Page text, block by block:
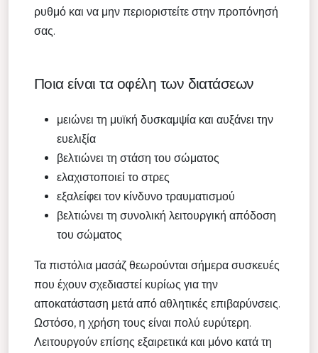
ρυθμό και να μην περιοριστείτε στην προπόνησή
σας.
Ποια είναι τα οφέλη των διατάσεων
μειώνει τη μυϊκή δυσκαμψία και αυξάνει την
ευελιξία
βελτιώνει τη στάση του σώματος
ελαχιστοποιεί το στρες
εξαλείφει τον κίνδυνο τραυματισμού
βελτιώνει τη συνολική λειτουργική απόδοση
του σώματος
Τα πιστόλια μασάζ θεωρούνται σήμερα συσκευές
που έχουν σχεδιαστεί κυρίως για την
αποκατάσταση μετά από αθλητικές επιβαρύνσεις.
Ωστόσο, η χρήση τους είναι πολύ ευρύτερη.
Λειτουργούν επίσης εξαιρετικά και μόνο κατά τη